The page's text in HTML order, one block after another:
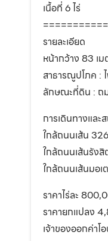
เนื้อที่ 6 ไร่
รายละเอียด
หน้ากว้าง 83 เม
สาธารณูปโภค :
ลักษณะที่ดิน : ถม
การเดินทางและ
ใกล้ถนนเส้น
ใกล้ถนนเส้นรัง
ใกล้ถนนเส้นมอเ
ราคาไร่ละ
ราคายกแปลง
เจ้าของออกค่าโ